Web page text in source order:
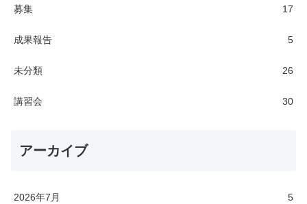
募集 17
成果報告 5
未分類 26
講習会 30
アーカイブ
2026年7月 5